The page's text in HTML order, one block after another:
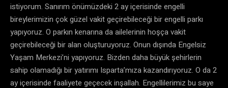
istiyorum. Sanırım önümüzdeki 2 ay içerisinde engelli
bireylerimizin çok güzel vakit geçirebileceği bir engelli parkı
yapıyoruz. O parkın kenarına da ailelerinin hoşça vakit
geçirebileceği bir alan oluşturuyoruz. Onun dışında Engelsiz
Yaşam Merkezi’ni yapıyoruz. Bizden daha büyük şehirlerin
sahip olamadığı bir yatırımı Isparta’mıza kazandırıyoruz. O da 2
ay içerisinde faaliyete geçecek inşallah. Engellilerimiz bu saye